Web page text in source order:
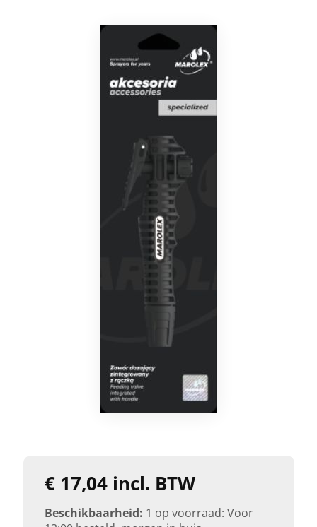
€ 17,04 incl. BTW
Beschikbaarheid: 1 op voorraad: Voor